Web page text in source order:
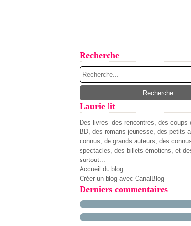
Recherche
Laurie lit
Des livres, des rencontres, des coups
BD, des romans jeunesse, des petits
connus, de grands auteurs, des
spectacles, des billets-émotions, et
surtout...
Accueil du blog
Créer un blog avec CanalBlog
Derniers commentaires